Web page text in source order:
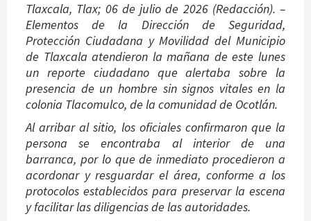
Tlaxcala, Tlax; 06 de julio de 2026 (Redacción). –
Elementos de la Dirección de Seguridad,
Protección Ciudadana y Movilidad del Municipio
de Tlaxcala atendieron la mañana de este lunes
un reporte ciudadano que alertaba sobre la
presencia de un hombre sin signos vitales en la
colonia Tlacomulco, de la comunidad de Ocotlán.
Al arribar al sitio, los oficiales confirmaron que la
persona se encontraba al interior de una
barranca, por lo que de inmediato procedieron a
acordonar y resguardar el área, conforme a los
protocolos establecidos para preservar la escena
y facilitar las diligencias de las autoridades.